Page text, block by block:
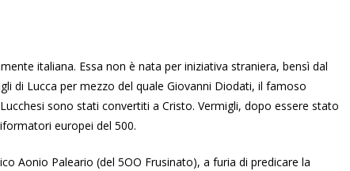
italiana. Essa non è nata per iniziativa straniera, bensì dal
di Lucca per mezzo del quale Giovanni Diodati, il famoso
sono stati convertiti a Cristo. Vermigli, dopo essere stato
europei del 500.
Aonio Paleario (del 5OO Frusinato), a furia di predicare la